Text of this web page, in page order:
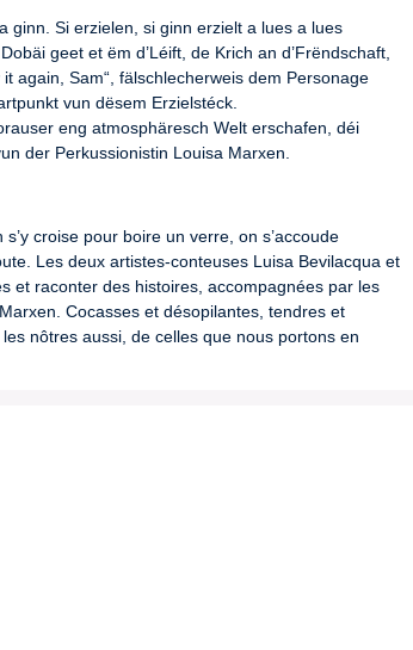
ginn. Si erzielen, si ginn erzielt a lues a lues
geet et ëm d’Léift, de Krich an d’Frëndschaft,
again, Sam“, fälschlecherweis dem Personage
vun dësem Erzielstéck.
eng atmosphäresch Welt erschafen, déi
der Perkussionistin Louisa Marxen.
croise pour boire un verre, on s’accoude
Les deux artistes-conteuses Luisa Bevilacqua et
et raconter des histoires, accompagnées par les
Cocasses et désopilantes, tendres et
nôtres aussi, de celles que nous portons en